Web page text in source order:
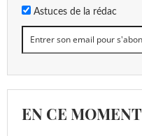
Astuces de la rédac
EN CE MOMENT